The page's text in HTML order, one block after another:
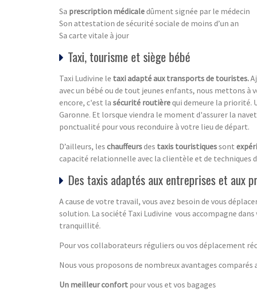
Sa prescription médicaledûment signée par le médecin
Son attestation de sécurité sociale de moins d’un an
Sa carte vitale à jour
Taxi, tourisme et siège bébé
Taxi Ludivine le taxi adapté aux transports de touristes.
avec un bébé ou de tout jeunes enfants, nous mettons à
encore, c'est la sécurité routièrequi demeure la priorité.
Garonne. Et lorsque viendra le moment d'assurer la
ponctualité pour vous reconduire à votre lieu de départ.
D’ailleurs, les chauffeursdes taxis touristiquessont
capacité relationnelle avec la clientèle et de techniques
Des taxis adaptés aux entreprises et aux
A cause de votre travail, vous avez besoin de vous
solution. La société Taxi Ludivine vous accompagne
tranquillité.
Pour vos collaborateurs réguliers ou vos déplacement
Nous vous proposons de nombreux avantages
Un meilleur confort pour vous et vos bagages